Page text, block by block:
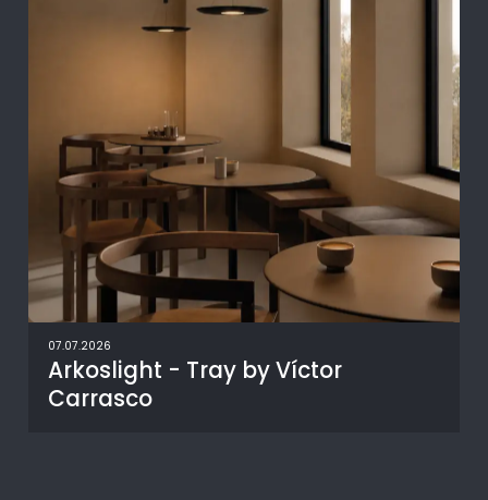
07.07.2026
Arkoslight - Tray by Víctor
Carrasco